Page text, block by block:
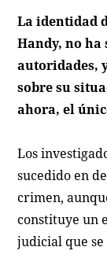
La identidad
Handy, no
autoridades,
sobre su
ahora, el
Los
sucedido en
crimen,
constituye un
judicial que se